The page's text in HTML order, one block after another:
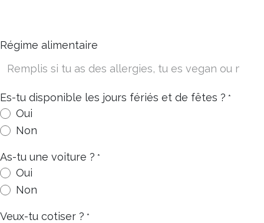
Régime alimentaire
Es-tu disponible les jours fériés et de fêtes ? *
Oui
Non
As-tu une voiture ? *
Oui
Non
Veux-tu cotiser ? *